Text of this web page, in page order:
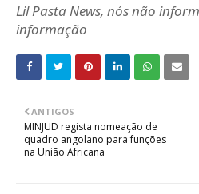
Lil Pasta News, nós não
informação
ANTIGOS
MINJUD regista nomeação de
quadro angolano para funções
na União Africana